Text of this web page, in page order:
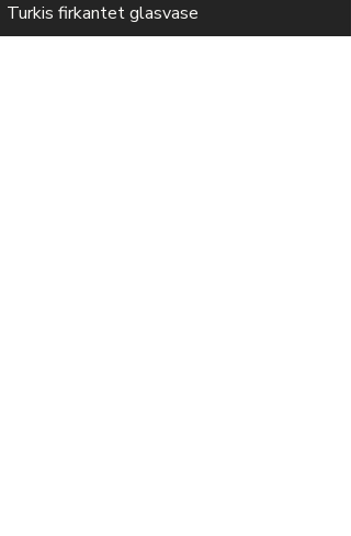
Turkis firkantet glasvase
Regulær prisSalgspris